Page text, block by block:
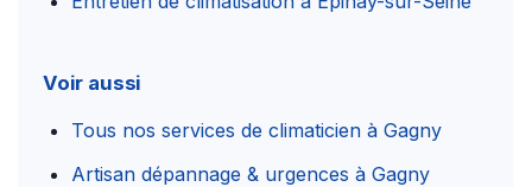
Voir aussi
Tous nos services de climaticien à Gagny
Artisan dépannage & urgences à Gagny